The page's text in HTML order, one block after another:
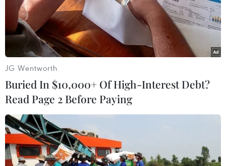
#cách ly tại nhà
#cơ sở cách ly Singapore
Theo dõi VietnamPlus
TIN LIÊN QUAN
JG Wentworth
Buried In $10,000+ Of High-Interest Debt?
Read Page 2 Before Paying